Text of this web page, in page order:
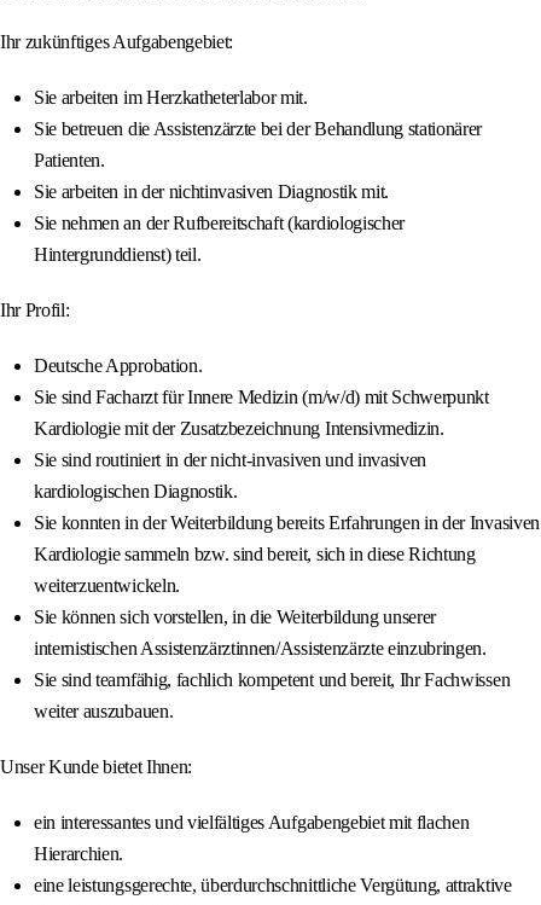
Ihr zukünftiges Aufgabengebiet:
Sie arbeiten im Herzkatheterlabor mit.
Sie betreuen die Assistenzärzte bei der Behandlung stationärer
Patienten.
Sie arbeiten in der nichtinvasiven Diagnostik mit.
Sie nehmen an der Rufbereitschaft (kardiologischer
Hintergrunddienst) teil.
Ihr Profil:
Deutsche Approbation.
Sie sind Facharzt für Innere Medizin (m/w/d) mit Schwerpunkt
Kardiologie mit der Zusatzbezeichnung Intensivmedizin.
Sie sind routiniert in der nicht-invasiven und invasiven
kardiologischen Diagnostik.
Sie konnten in der Weiterbildung bereits Erfahrungen in der Invasiven
Kardiologie sammeln bzw. sind bereit, sich in diese Richtung
weiterzuentwickeln.
Sie können sich vorstellen, in die Weiterbildung unserer
internistischen Assistenzärztinnen/Assistenzärzte einzubringen.
Sie sind teamfähig, fachlich kompetent und bereit, Ihr Fachwissen
weiter auszubauen.
Unser Kunde bietet Ihnen:
ein interessantes und vielfältiges Aufgabengebiet mit flachen
Hierarchien.
eine leistungsgerechte, überdurchschnittliche Vergütung, attraktive